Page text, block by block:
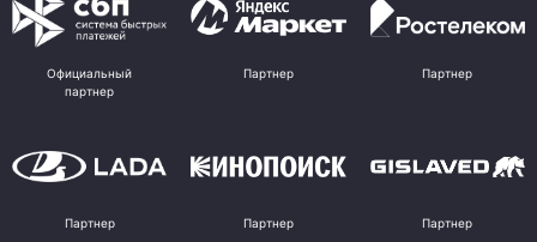
Официальный
партнер
Партнер Партнер
Партнер Партнер Партнер